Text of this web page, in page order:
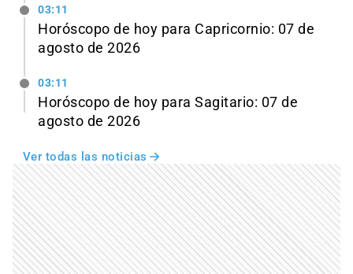
03:11
Horóscopo de hoy para Capricornio: 07 de
agosto de 2026
03:11
Horóscopo de hoy para Sagitario: 07 de
agosto de 2026
Ver todas las noticias